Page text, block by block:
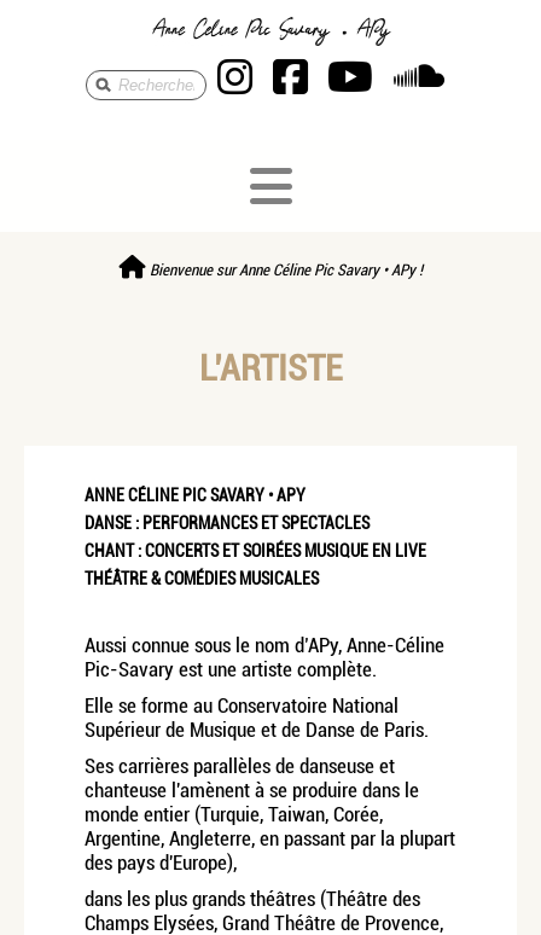
Anne Céline Pic
Anne Céline
AnneAnne
Bienvenue sur Anne Céline Pic Savary • APy !
L’ARTISTE
ANNE CÉLINE PIC SAVARY • APY
DANSE : PERFORMANCES ET SPECTACLES
CHANT : CONCERTS ET SOIRÉES MUSIQUE EN LIVE
THÉÂTRE & COMÉDIES MUSICALES
Aussi connue sous le nom d’APy, Anne-Céline
Pic-Savary est une artiste complète.
Elle se forme au Conservatoire National
Supérieur de Musique et de Danse de Paris.
Ses carrières parallèles de danseuse et
chanteuse l'amènent à se produire dans le
monde entier (Turquie, Taiwan, Corée,
Argentine, Angleterre, en passant par la plupart
des pays d'Europe),
dans les plus grands théâtres (Théâtre des
Champs Elysées, Grand Théâtre de Provence,